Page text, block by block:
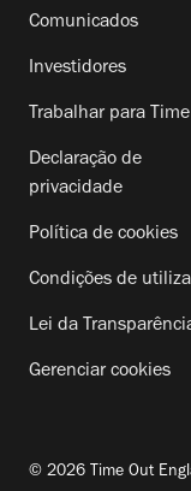
Comunicados
Investidores
Trabalhar para
Declaração de
privacidade
Política de cookies
Condições de
Lei da
Gerenciar cookies
© 2026 Time Out